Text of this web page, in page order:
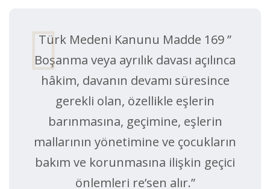
Türk Medeni Kanunu Madde 169 ”
Boşanma veya ayrılık davası açılınca
hâkim, davanın devamı süresince
gerekli olan, özellikle eşlerin
barınmasına, geçimine, eşlerin
mallarının yönetimine ve çocukların
bakım ve korunmasına ilişkin geçici
önlemleri re’sen alır.”